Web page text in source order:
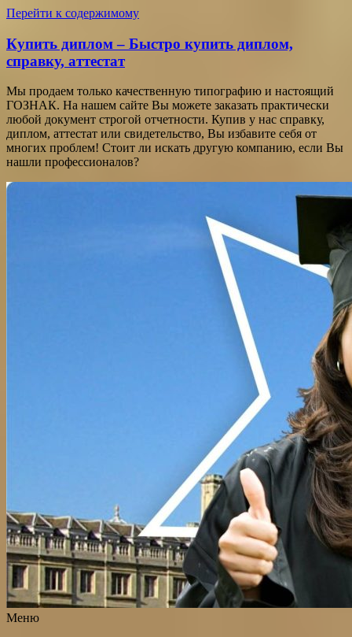
Перейти к содержимому
Купить диплом – Быстро купить диплом,
справку, аттестат
Мы продаем только качественную типографию и настоящий
ГОЗНАК. На нашем сайте Вы можете заказать практически
любой документ строгой отчетности. Купив у нас справку,
диплом, аттестат или свидетельство, Вы избавите себя от
многих проблем! Стоит ли искать другую компанию, если Вы
нашли профессионалов?
Меню